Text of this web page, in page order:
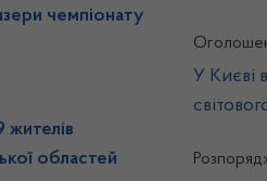
чемпіонату
жителів
областей
У Києві